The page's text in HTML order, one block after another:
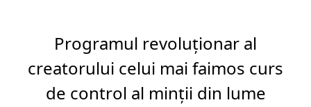
Programul revoluționar al
creatorului celui mai faimos curs
de control al minții din lume